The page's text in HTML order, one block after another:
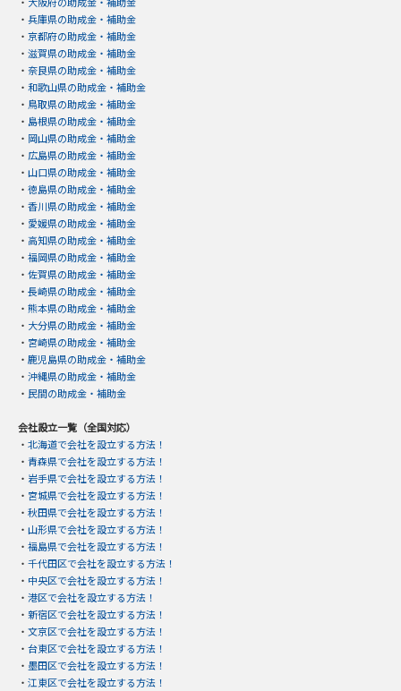
・ 兵庫県の助成金・補助金
・ 京都府の助成金・補助金
・ 滋賀県の助成金・補助金
・ 奈良県の助成金・補助金
・ 和歌山県の助成金・補助金
・ 鳥取県の助成金・補助金
・ 島根県の助成金・補助金
・ 岡山県の助成金・補助金
・ 広島県の助成金・補助金
・ 山口県の助成金・補助金
・ 徳島県の助成金・補助金
・ 香川県の助成金・補助金
・ 愛媛県の助成金・補助金
・ 高知県の助成金・補助金
・ 福岡県の助成金・補助金
・ 佐賀県の助成金・補助金
・ 長崎県の助成金・補助金
・ 熊本県の助成金・補助金
・ 大分県の助成金・補助金
・ 宮崎県の助成金・補助金
・ 鹿児島県の助成金・補助金
・ 沖縄県の助成金・補助金
・ 民間の助成金・補助金
会社設立一覧（全国対応）
・ 北海道で会社を設立する方法！
・ 青森県で会社を設立する方法！
・ 岩手県で会社を設立する方法！
・ 宮城県で会社を設立する方法！
・ 秋田県で会社を設立する方法！
・ 山形県で会社を設立する方法！
・ 福島県で会社を設立する方法！
・ 千代田区で会社を設立する方法！
・ 中央区で会社を設立する方法！
・ 港区で会社を設立する方法！
・ 新宿区で会社を設立する方法！
・ 文京区で会社を設立する方法！
・ 台東区で会社を設立する方法！
・ 墨田区で会社を設立する方法！
・ 江東区で会社を設立する方法！